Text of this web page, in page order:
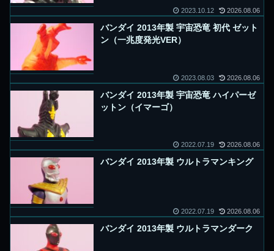
2023.10.12 2026.08.06
バンダイ 2013年製 宇宙恐竜 初代 ゼット
ン（一兆度発光VER）
2023.08.03 2026.08.06
バンダイ 2013年製 宇宙恐竜 ハイパーゼ
ットン（イマーゴ）
2022.07.19 2026.08.06
バンダイ 2013年製 ウルトラマンキング
2022.07.19 2026.08.06
バンダイ 2013年製 ウルトラマンダーク